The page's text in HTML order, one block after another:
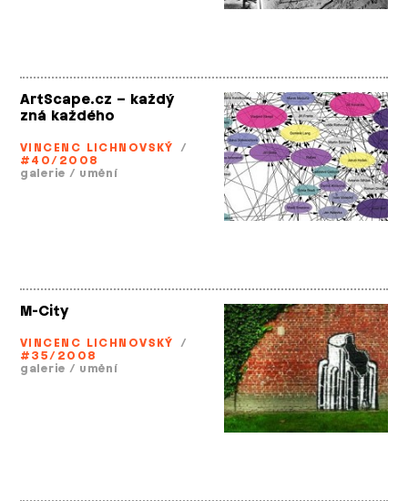
ArtScape.cz – každý
zná každého
VINCENC LICHNOVSKÝ /
#40/2008
galerie / umění
M-City
VINCENC LICHNOVSKÝ /
#35/2008
galerie / umění